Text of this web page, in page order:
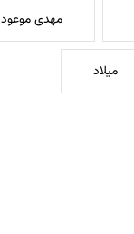
مهدی موعود
میلاد